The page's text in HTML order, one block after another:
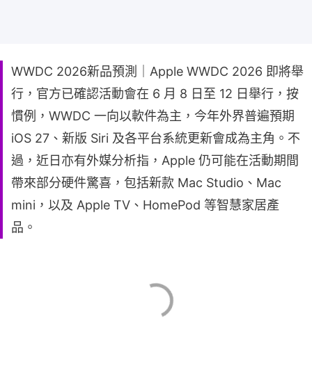
WWDC 2026新品預測｜Apple WWDC 2026 即將舉
行，官方已確認活動會在 6 月 8 日至 12 日舉行，按
慣例，WWDC 一向以軟件為主，今年外界普遍預期
iOS 27、新版 Siri 及各平台系統更新會成為主角。不
過，近日亦有外媒分析指，Apple 仍可能在活動期間
帶來部分硬件驚喜，包括新款 Mac Studio、Mac
mini，以及 Apple TV、HomePod 等智慧家居產
品。